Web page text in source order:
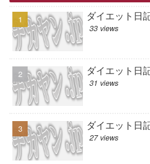
ダイエット日
33 views
ダイエット日
31 views
ダイエット日
27 views